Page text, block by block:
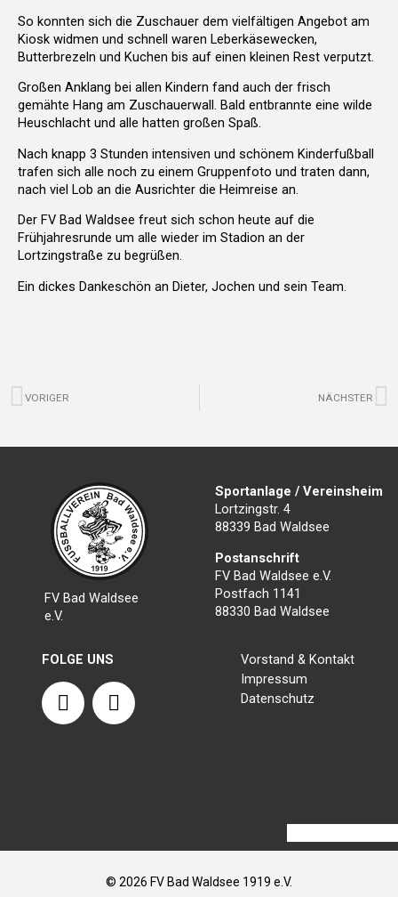
So konnten sich die Zuschauer dem vielfältigen Angebot am
Kiosk widmen und schnell waren Leberkäsewecken,
Butterbrezeln und Kuchen bis auf einen kleinen Rest verputzt.
Großen Anklang bei allen Kindern fand auch der frisch
gemähte Hang am Zuschauerwall. Bald entbrannte eine wilde
Heuschlacht und alle hatten großen Spaß.
Nach knapp 3 Stunden intensiven und schönem Kinderfußball
trafen sich alle noch zu einem Gruppenfoto und traten dann,
nach viel Lob an die Ausrichter die Heimreise an.
Der FV Bad Waldsee freut sich schon heute auf die
Frühjahresrunde um alle wieder im Stadion an der
Lortzingstraße zu begrüßen.
Ein dickes Dankeschön an Dieter, Jochen und sein Team.
Zurück
VORIGER NÄCHSTER
FV Bad Waldsee
e.V.
Sportanlage / Vereinsheim
Lortzingstr. 4
88339 Bad Waldsee
Postanschrift
FV Bad Waldsee e.V.
Postfach 1141
88330 Bad Waldsee
FOLGE UNS
F
a
I
n
Vorstand & Kontakt
Impressum
Datenschutz
© 2026 FV Bad Waldsee 1919 e.V.